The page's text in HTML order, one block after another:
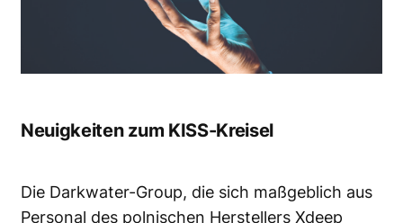
Neuigkeiten zum KISS-Kreisel
Die Darkwater-Group, die sich maßgeblich aus
Personal des polnischen Herstellers Xdeep